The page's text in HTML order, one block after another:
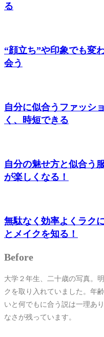
る
“顔立ち”や印象でも変
会う
自分に似合うファッシ
く、時短できる
自分の魅せ方と似合う
が楽しくなる！
無駄なく効率よくラク
とメイクを知る！
Before
大学２年生、二十歳の写真。
クを取り入れていました。年
いと何でもに合う説は一理あ
なさが残っています。